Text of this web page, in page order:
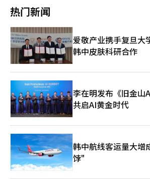
3.3万人参与的美国波音工会罢工，完全中断
心商用喷气机的生产。 经过7周的艰苦谈判，工会以38%的工资上
涨达成胜利，但公司付出的代价却十分惨重
10%的员工裁减，裁员人数达到1.7万人，
亿美元的净损失。 更致命的是，全球航空公司被贴上了“交货延
迟”的耻辱标签。 波音的危机与半导体交货信任度是三星电子的
核心竞争力，二者本质上紧密相连。在全球
这一点在德国国有航空公司汉莎航空的案例
据德国第一公共广播公司ARD和路透社的报
工，汉莎航空累计损失达2.5亿欧元，其中因
仅为1亿欧元。 其余的1.5亿欧元则是由于客户为了规避罢工的不确
定性而提前转向竞争航空公司所造成的“账外损失
场的大客户一旦感知到供应链风险，随时可
美国的美光等竞争对手。一旦客户离开，便不易回
的停摆”与更致命的“明天的失去” 三星电子面临的风险并非杞
人忧天，而是显而易见的现实。 三星电子工会要求基本工资上涨
7%和将年营业利润的15%作为绩效奖金，正
（14%）。 航空客运数据进一步印证了这一趋势，今年第一季
新冠疫情前2019年第一季度（414万人次）
治安问题及地缘政治风险影响，东南亚和中
下滑4.7%和16%。 分析称，中国旅游热度快速回升背后有多重因
素叠加。在高油价和韩元贬值背景下，长途
格相对低廉的中国短途游吸引力增强。此外
免签入境政策，也有效刺激了韩国游客赴华
上海为代表的中国城市正在韩国年轻群体中
购物体验等成为新风尚，吸引越来越多韩国
面对不断增长的赴华旅游需求，韩国旅行社也
KYOWON TOUR正在加速扩容中国旅游产品
青岛等传统热门城市外，还计划推出杭州、
开及增班航线相关产品。同时，还将结合地
釜山、清州、大邱等地区出发产品，并推出
等元素的高端主题游产品。哈拿多乐也推出
动，以积极应对短途旅行需求增长。
理优势，针对九州地区居民推出了前往釜山
惠，并为携带幼儿的家庭游客提供了行李限
降低。 而对于中国市场，则着重缓解首都圈的集中现象，促进地
方旅游。与国内航空公司合作，将从广州等
散到金海或大邱等地方机场。金海国际机场
接待展位，宣传釜山、蔚山、浦项、昌原等
旅游基础设施，鼓励游客在当地停留和消费。 ◆ “细分目标，保
持年末旅游热潮” 文化体育观光部希望以此次成果为动力，全年
保持访韩旅游的上升趋势。针对日本市场，
日的新特色产品，如涵盖函馆的落花游和安东
方面，将利用自3月底起放宽的“多次签证政
启动在中国主要在线旅游平台和社交媒体渠
广。 文化体育观光部部长최휘영表示：“基于此次假期证明的K-旅
室，灵活应对全球旅游趋势变化，为各目标
策略，确保访韩需求持续到年末。”※ 本报
统翻译与编辑。
热门新闻
爱敬产业携手复旦大
韩中皮肤科研合作
李在明发布《旧金山
共启AI黄金时代
韩中航线客运量大增
饽"